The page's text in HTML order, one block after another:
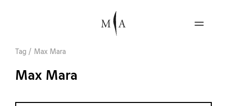
Tag / Max Mara
Max Mara